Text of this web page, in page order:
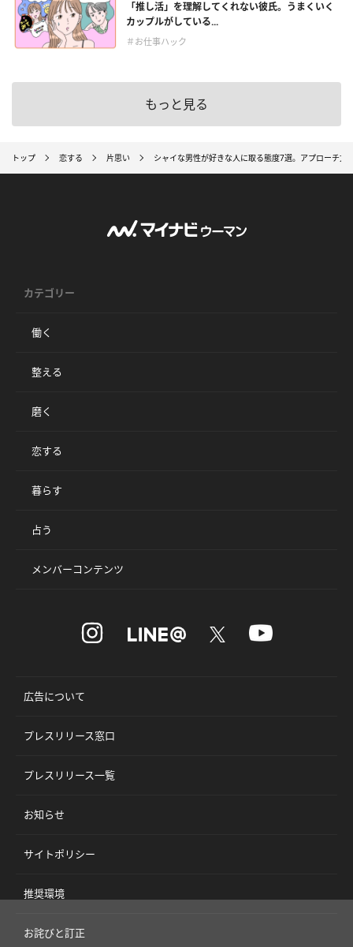
「推し活」を理解してくれない彼氏。うまくいく
カップルがしている...
＃お仕事ハック
もっと見る
トップ 恋する 片思い シャイな男性が好きな人に取る態度7選。アプローチ方
カテゴリー
働く
整える
磨く
恋する
暮らす
占う
メンバーコンテンツ
広告について
プレスリリース窓口
プレスリリース一覧
お知らせ
サイトポリシー
推奨環境
お詫びと訂正